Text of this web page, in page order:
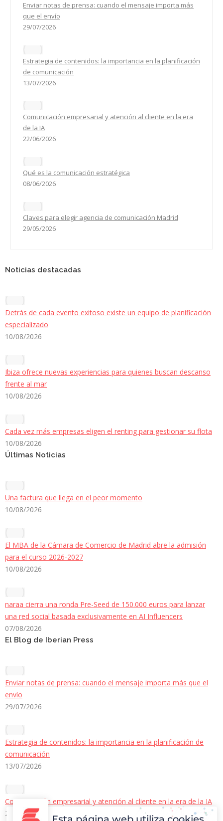
Enviar notas de prensa: cuando el mensaje importa más
que el envío
29/07/2026
Estrategia de contenidos: la importancia en la planificación
de comunicación
13/07/2026
Comunicación empresarial y atención al cliente en la era
de la IA
22/06/2026
Qué es la comunicación estratégica
08/06/2026
Claves para elegir agencia de comunicación Madrid
29/05/2026
Noticias destacadas
Detrás de cada evento exitoso existe un equipo de planificación
especializado
10/08/2026
Ibiza ofrece nuevas experiencias para quienes buscan descanso
frente al mar
10/08/2026
Cada vez más empresas eligen el renting para gestionar su flota
10/08/2026
Últimas Noticias
Una factura que llega en el peor momento
10/08/2026
El MBA de la Cámara de Comercio de Madrid abre la admisión
para el curso 2026-2027
10/08/2026
naraa cierra una ronda Pre-Seed de 150.000 euros para lanzar
una red social basada exclusivamente en AI Influencers
07/08/2026
El Blog de Iberian Press
Enviar notas de prensa: cuando el mensaje importa más que el
envío
29/07/2026
Estrategia de contenidos: la importancia en la planificación de
comunicación
13/07/2026
Comunicación empresarial y atención al cliente en la era de la IA
22/06/2026